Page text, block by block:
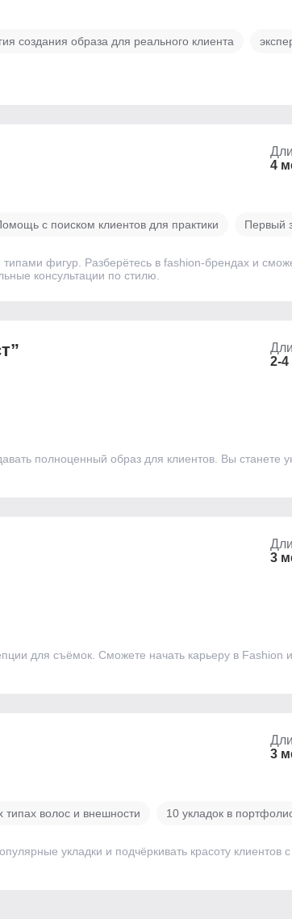
создания образа для реального клиента
4
с поиском клиентов для практики Первый
фигур. Разберётесь в fashion-брендах и
консультации по стилю.
2-
полноценный образ для клиентов. Вы
3
для съёмок. Сможете начать карьеру в Fashion
3
типах волос и внешности 10 укладок в
укладки и подчёркивать красоту